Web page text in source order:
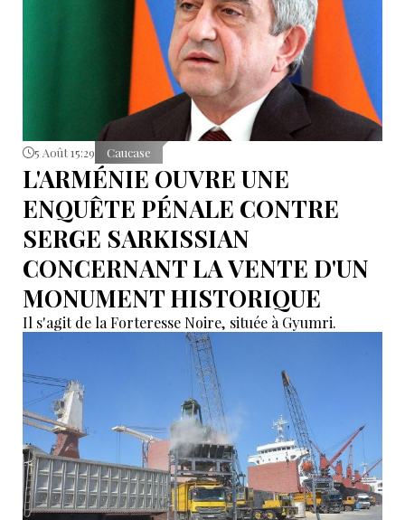
5 Août 15:29 Caucase
L'ARMÉNIE OUVRE UNE
ENQUÊTE PÉNALE CONTRE
SERGE SARKISSIAN
CONCERNANT LA VENTE D'UN
MONUMENT HISTORIQUE
Il s'agit de la Forteresse Noire, située à Gyumri.